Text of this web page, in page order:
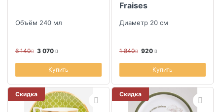
Объём 240 мл
6 140 3 070
Купить
Fraises
Диаметр 20 см
1 840 920
Купить
Скидка Скидка